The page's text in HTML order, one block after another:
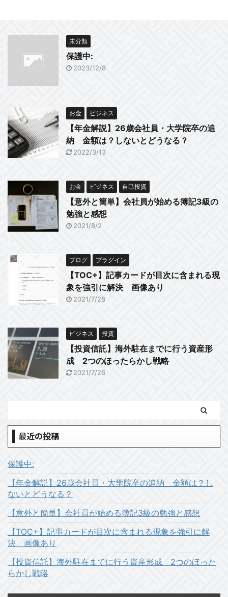
未分類
保護中:
2023/12/8
お金 ビジネス
【年金解説】26歳会社員・大学院卒の追
納 金額は？しないとどうなる？
2022/3/13
お金 ビジネス 自己投資
【意外と簡単】会社員が始める簿記3級の
勉強と感想
2021/8/2
ブログ プラグイン
【TOC+】記事カードが目次に含まれる現
象を強引に解決 画像あり
2021/7/28
ビジネス 投資
【投資信託】海外駐在までに行う資産形
成 2つのほったらかし戦略
2021/7/26
最近の投稿
保護中:
【年金解説】26歳会社員・大学院卒の追納 金額は？し
ないとどうなる？
【意外と簡単】会社員が始める簿記3級の勉強と感想
【TOC+】記事カードが目次に含まれる現象を強引に解
決 画像あり
【投資信託】海外駐在までに行う資産形成 2つのほった
らかし戦略